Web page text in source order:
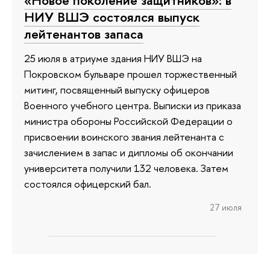
НИУ ВШЭ состоялся выпуск
лейтенантов запаса
25 июля в атриуме здания НИУ ВШЭ на
Покровском бульваре прошел торжественный
митинг, посвященный выпуску офицеров
Военного учебного центра. Выписки из приказа
министра обороны Российской Федерации о
присвоении воинского звания лейтенанта с
зачислением в запас и дипломы об окончании
университета получили 132 человека. Затем
состоялся офицерский бал.
27 июля